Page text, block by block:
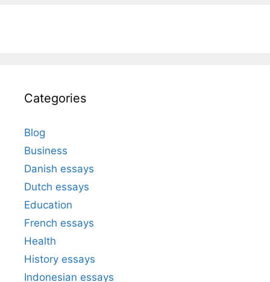
Categories
Blog
Business
Danish essays
Dutch essays
Education
French essays
Health
History essays
Indonesian essays